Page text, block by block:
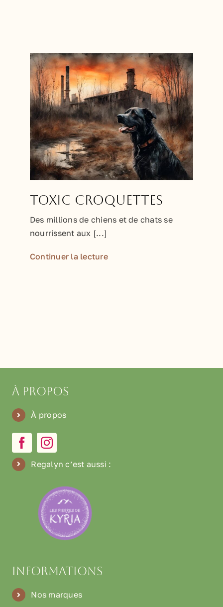
Toxic Croquettes
Des millions de chiens et de chats se
nourrissent aux [...]
Continuer la lecture
À propos
À propos
Regalyn c’est aussi :
Informations
Nos marques